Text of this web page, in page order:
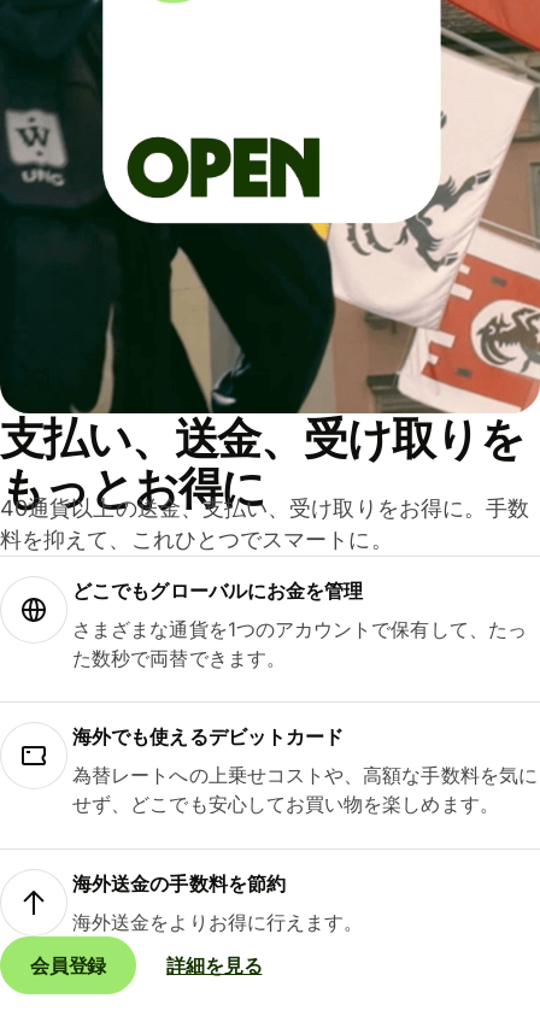
支払い、送金、受け取りを
もっとお得に
40通貨以上の送金、支払い、受け取りをお得に。手数
料を抑えて、これひとつでスマートに。
どこでもグ⁠ロ⁠ー⁠バ⁠ルにお金を管理
さまざまな通貨を1つのアカウントで保有して、たっ
た数秒で両替できます。
海外でも使えるデビットカード
為替レートへの上乗せコストや、高額な手数料を気に
せず、どこでも安心してお買い物を楽しめます。
海外送金の手数料を節約
海外送金をよりお得に行えます。
会員登録
詳細を見る